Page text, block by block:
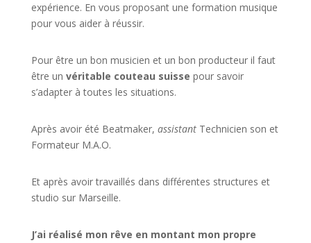
expérience. En vous proposant une formation musique
pour vous aider à réussir.
Pour être un bon musicien et un bon producteur il faut
être un véritable couteau suisse pour savoir
s’adapter à toutes les situations.
Après avoir été Beatmaker, assistant Technicien son et
Formateur M.A.O.
Et après avoir travaillés dans différentes structures et
studio sur Marseille.
J’ai réalisé mon rêve en montant mon propre